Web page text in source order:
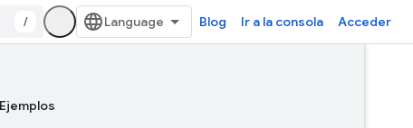
/ Blog Ir a la consola Acceder
Ejemplos